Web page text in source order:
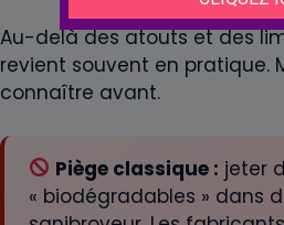
Au-delà des atouts et des
revient souvent en pratique.
connaître avant.
Piège classique : jeter
« biodégradables » dans